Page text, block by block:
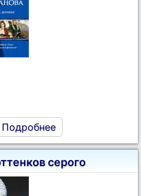
Подробнее
серого